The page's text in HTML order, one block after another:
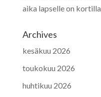
aika lapselle on kortilla
Archives
kesäkuu 2026
toukokuu 2026
huhtikuu 2026